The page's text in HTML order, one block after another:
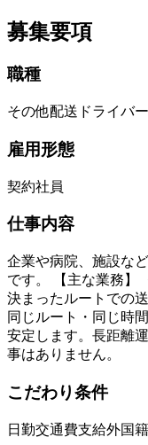
募集要項
職種
その他配送ドライバー
雇用形態
契約社員
仕事内容
企業や病院、施設な
です。 【主な業務】
決まったルートでの
同じルート・同じ時
安定します。長距離
事はありません。
こだわり条件
日勤交通費支給外国